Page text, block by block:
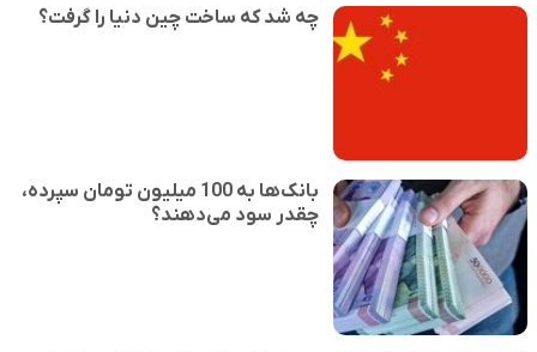
چه شد که ساخت چین دنیا را گرفت؟
بانک‌ها به 100 میلیون تومان سپرده،
چقدر سود می‌دهند؟